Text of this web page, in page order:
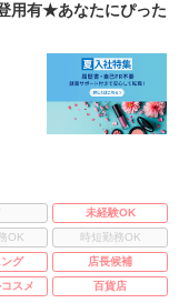
用有★あなたにぴった
未経験OK
OK
時短勤務OK
グ
店長候補
スメ 百貨店